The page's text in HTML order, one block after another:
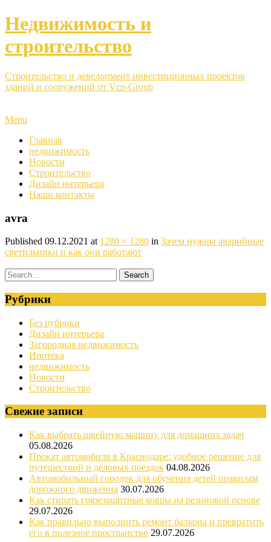
Недвижимость и
строительство
Строительство и девелопмент инвестиционных проектов
зданий и сооружений от Vcp-Group
Menu
Главная
недвижимость
Новости
Строительство
Дизайн интерьера
Наши контакты
avra
Published 09.12.2021 at 1280 × 1280 in Зачем нужны аварийные
светильники и как они работают
Рубрики
Без рубрики
Дизайн интерьера
Загородная недвижимость
Ипотека
недвижимость
Новости
Строительство
Свежие записи
Как выбрать швейную машину для домашних задач
05.08.2026
Прокат автомобиля в Краснодаре: удобное решение для
путешествий и деловых поездок 04.08.2026
Автомобильный городок для обучения детей правилам
дорожного движения 30.07.2026
Как стирать грязезащитные ковры на резиновой основе
29.07.2026
Как правильно выполнить ремонт балкона и превратить
его в полезное пространство 29.07.2026